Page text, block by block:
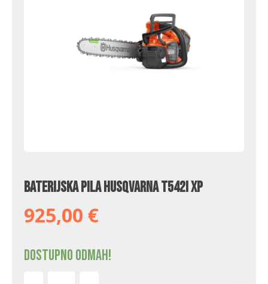
Baterijska pila Husqvarna T542i XP
925,00 €
Dostupno odmah!